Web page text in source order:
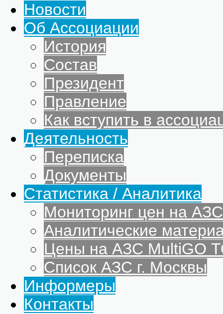
Новости
Об Ассоциации
История
Состав
Президент
Правление
Как вступить в
Деятельность
Переписка
Документы
Статистика / Аналитика
Мониторинг цен на
Аналитические
Цены на АЗС MultiGO
Список АЗС г. Москвы
Информеры
Контакты